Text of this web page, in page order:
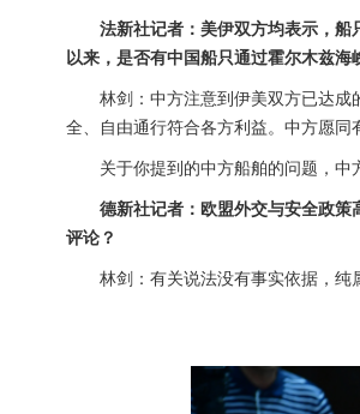
法新社记者：美伊双方均表示，
以来，是否有中国船只通过霍尔木兹海
林剑：中方注意到伊美双方已达
全、自由通行符合各方利益。中方愿
关于你提到的中方船舶的问题，
德新社记者：欧盟外交与安全政
评论？
林剑：有关说法没有事实依据，纯